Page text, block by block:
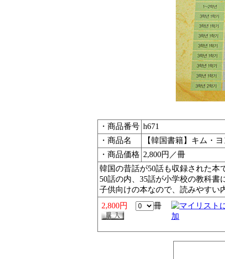
・商品番号 h671
・商品名
【韓国書籍】キム・
・商品価格 2,800円／冊
韓国の昔話が50話も収録された本
50話の内、35話が小学校の教科書
子供向けの本なので、読みやすい
2,800円
冊